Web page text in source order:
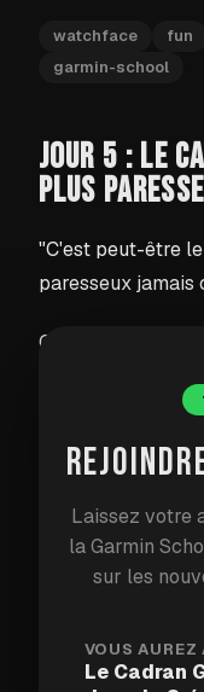
watchface fun
garmin-school
JOUR 5 : LE
PLUS
"C'est peut-être
paresseux jamais
Chaque appareil
Votre montre
Elle dit
J'ai décidé de
Comment
Le cadran de
récompense
Laissez votre
la Garmin
sur les
VOUS AUREZ
Le Cadran